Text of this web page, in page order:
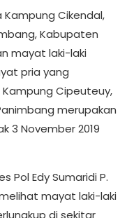
Kampung Cikendal,
Kabupaten
mayat laki-laki
pria yang
Cipeuteuy,
merupakan
3 November 2019
Pol Edy Sumaridi P.
mayat laki-laki
di sekitar